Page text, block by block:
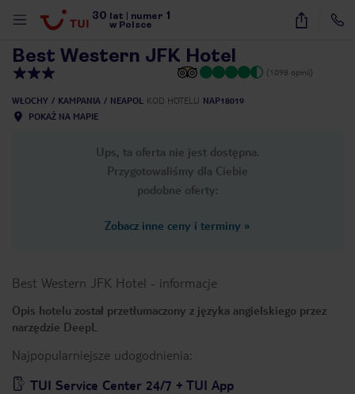
30 lat numer 1
w Polsce
15
Best Western JFK Hotel
(1098 opinii)
WŁOCHY KAMPANIA NEAPOL KOD HOTELU NAP18019
POKAŻ NA MAPIE
Ups, ta oferta nie jest dostępna.
Przygotowaliśmy dla Ciebie
podobne oferty:
Zobacz inne ceny i terminy »
Best Western JFK Hotel - informacje
Opis hotelu został przetłumaczony z języka angielskiego przez
narzędzie DeepL
Najpopularniejsze udogodnienia:
TUI Service Center 24/7 + TUI App